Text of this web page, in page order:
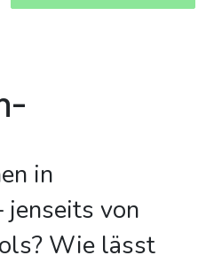
in
jenseits von
Wie lässt